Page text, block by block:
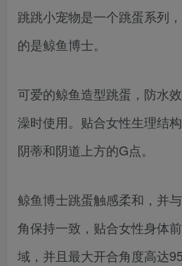
跳跳小宠物是一个跳蛋系列
的是鲸鱼博士。
可爱的鲸鱼造型跳蛋，防水
澡时使用。贴合女性生理结
阴蒂和阴道上方的G点。
鲸鱼博士跳蛋触感柔和，并
角保持一致，贴合女性身体
域，并且最大开合角度高达